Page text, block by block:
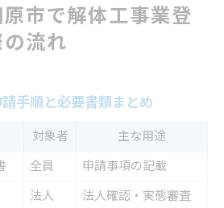
市で解体工事業登
流れ
手順と必要書類まとめ
対象者
主な用途
全員
申請事項の記載
法人
法人確認・実態審査